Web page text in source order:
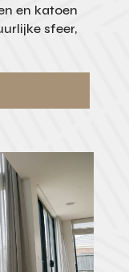
en katoen
sfeer,